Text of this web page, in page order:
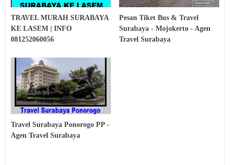
TRAVEL MURAH SURABAYA
KE LASEM | INFO
081252060056
Pesan Tiket Bus & Travel
Surabaya - Mojokerto - Agen
Travel Surabaya
Travel Surabaya Ponorogo PP -
Agen Travel Surabaya